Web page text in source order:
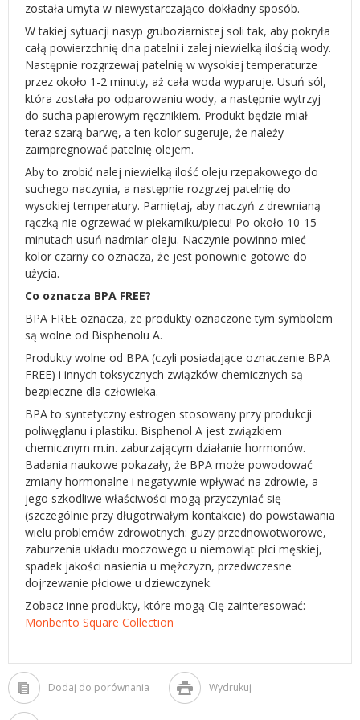
została umyta w niewystarczająco dokładny sposób.
W takiej sytuacji nasyp gruboziarnistej soli tak, aby pokryła
całą powierzchnię dna patelni i zalej niewielką ilością wody.
Następnie rozgrzewaj patelnię w wysokiej temperaturze
przez około 1-2 minuty, aż cała woda wyparuje. Usuń sól,
która została po odparowaniu wody, a następnie wytrzyj
do sucha papierowym ręcznikiem. Produkt będzie miał
teraz szarą barwę, a ten kolor sugeruje, że należy
zaimpregnować patelnię olejem.
Aby to zrobić nalej niewielką ilość oleju rzepakowego do
suchego naczynia, a następnie rozgrzej patelnię do
wysokiej temperatury. Pamiętaj, aby naczyń z drewnianą
rączką nie ogrzewać w piekarniku/piecu! Po około 10-15
minutach usuń nadmiar oleju. Naczynie powinno mieć
kolor czarny co oznacza, że jest ponownie gotowe do
użycia.
Co oznacza BPA FREE?
BPA FREE oznacza, że produkty oznaczone tym symbolem
są wolne od Bisphenolu A.
Produkty wolne od BPA (czyli posiadające oznaczenie BPA
FREE) i innych toksycznych związków chemicznych są
bezpieczne dla człowieka.
BPA to syntetyczny estrogen stosowany przy produkcji
poliwęglanu i plastiku. Bisphenol A jest związkiem
chemicznym m.in. zaburzającym działanie hormonów.
Badania naukowe pokazały, że BPA może powodować
zmiany hormonalne i negatywnie wpływać na zdrowie, a
jego szkodliwe właściwości mogą przyczyniać się
(szczególnie przy długotrwałym kontakcie) do powstawania
wielu problemów zdrowotnych: guzy przednowotworowe,
zaburzenia układu moczowego u niemowląt płci męskiej,
spadek jakości nasienia u mężczyzn, przedwczesne
dojrzewanie płciowe u dziewczynek.
Zobacz inne produkty, które mogą Cię zainteresować:
Monbento Square Collection
Dodaj do porównania Wydrukuj